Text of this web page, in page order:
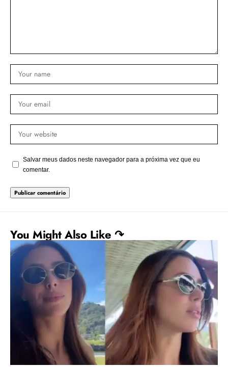
Salvar meus dados neste navegador para a próxima vez que eu
comentar.
You Might Also Like ↷